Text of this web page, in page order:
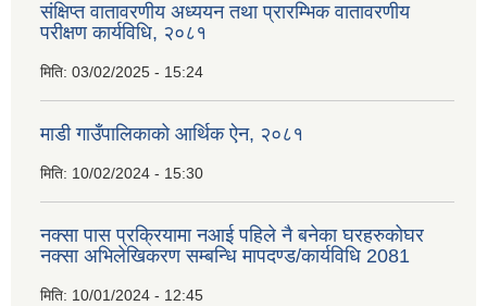
संक्षिप्त वातावरणीय अध्ययन तथा प्रारम्भिक वातावरणीय
परीक्षण कार्यविधि, २०८१
मिति: 03/02/2025 - 15:24
माडी गाउँपालिकाको आर्थिक ऐन, २०८१
मिति: 10/02/2024 - 15:30
नक्सा पास प्रक्रियामा नआई पहिले नै बनेका घरहरुकोघर
नक्सा अभिलेखिकरण सम्बन्धि मापदण्ड/कार्यविधि 2081
मिति: 10/01/2024 - 12:45